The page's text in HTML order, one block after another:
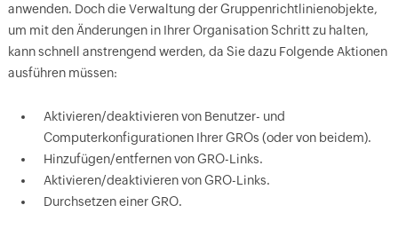
anwenden. Doch die Verwaltung der Gruppenrichtlinienobjekte,
um mit den Änderungen in Ihrer Organisation Schritt zu halten,
kann schnell anstrengend werden, da Sie dazu Folgende Aktionen
ausführen müssen:
Aktivieren/deaktivieren von Benutzer- und
Computerkonfigurationen Ihrer GROs (oder von beidem).
Hinzufügen/entfernen von GRO-Links.
Aktivieren/deaktivieren von GRO-Links.
Durchsetzen einer GRO.